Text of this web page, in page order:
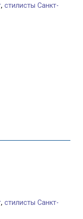
,стилисты Санкт-
,стилисты Санкт-